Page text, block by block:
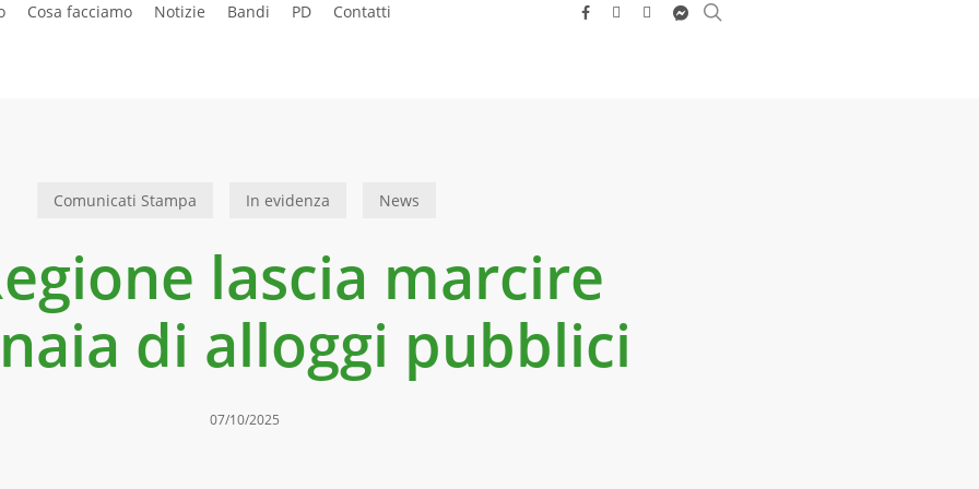
Cosa facciamo Notizie Bandi PD Contatti facebook
youtubeinstagram
messenger
Comunicati Stampa In evidenza News
lascia marcire
di alloggi pubblici
07/10/2025